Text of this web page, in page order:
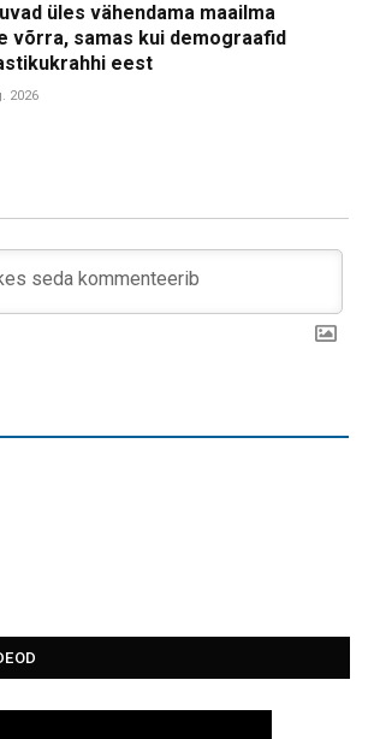
üles vähendama maailma
võrra, samas kui demograafid
eest
2026